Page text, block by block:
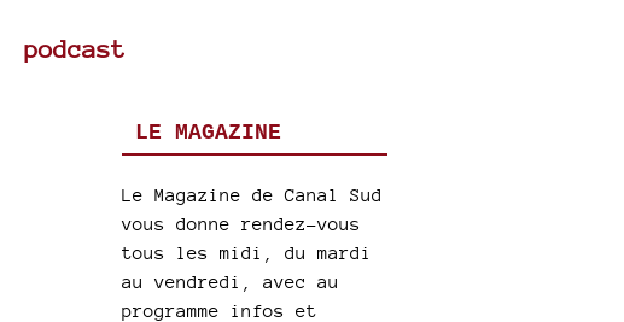
podcast
LE MAGAZINE
Le Magazine de Canal Sud
vous donne rendez-vous
tous les midi, du mardi
au vendredi, avec au
programme infos et